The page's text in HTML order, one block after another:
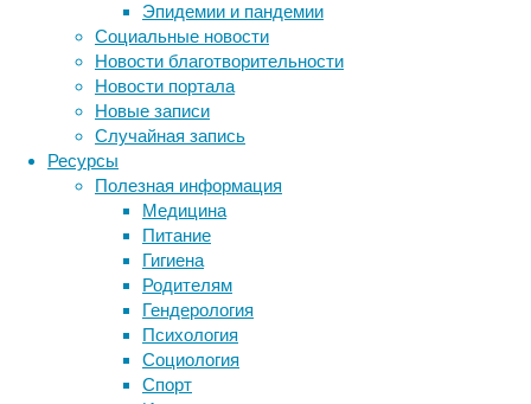
Эпидемии и пандемии
Социальные новости
Новости благотворительности
Новости портала
Новые записи
Случайная запись
Ресурсы
Полезная информация
Медицина
Питание
Гигиена
Родителям
Гендерология
Психология
Социология
Спорт
Согласно
рекомендациям,
взрослым
людям
не
стоит
пить
больше